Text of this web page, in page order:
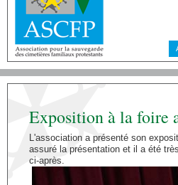
Exposition à la foire
L'association a présenté son
assuré la présentation et il a été
ci-après.